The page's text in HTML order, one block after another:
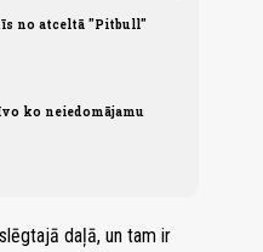
no atceltā "Pitbull"
ko neiedomājamu
daļā, un tam ir